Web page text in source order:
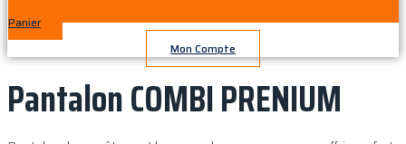
Panier
Mon Compte
Pantalon COMBI PRENIUM